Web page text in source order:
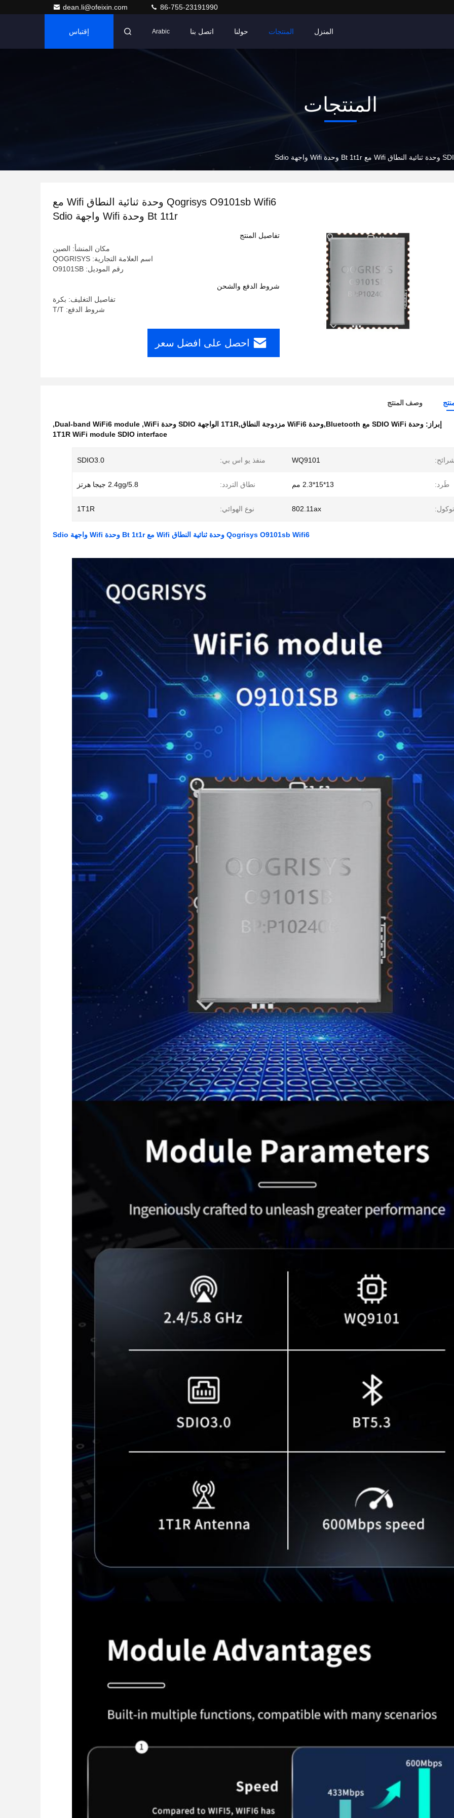
dean.li@ofeixin.com 86-755-23191990
المنزل المنتجات حولنا اتصل بنا Arabic إقتباس
المنتجات
Qogrisys O9101sb Wifi6 وحدة ثنائية النطاق Wifi مع
Bt 1t1r وحدة Wifi واجهة Sdio
تفاصيل المنتج
مكان المنشأ: الصين
اسم العلامة التجارية: QOGRISYS
رقم الموديل: O9101SB
شروط الدفع والشحن
تفاصيل التغليف: بكرة
شروط الدفع: T/T
احصل على افضل سعر
وصف المنتج
إبراز: وحدة SDIO WiFi مع Bluetooth,وحدة WiFi6 مزدوجة النطاق,1T1R الواجهة SDIO وحدة WiFi ,
Dual-band WiFi6 module
,
1T1R WiFi module SDIO interface
WQ9101 منفذ يو اس بي: SDIO3.0
طَرد: 13*15*2.3 مم نطاق التردد: 2.4gg/5.8 جيجا هرتز
802.11ax نوع الهوائي: 1T1R
Qogrisys O9101sb Wifi6 وحدة ثنائية النطاق Wifi مع Bt 1t1r وحدة Wifi واجهة Sdio